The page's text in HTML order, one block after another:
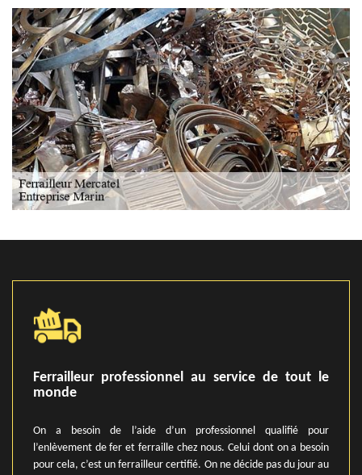
Ferrailleur professionnel au service de tout le
monde
On a besoin de l’aide d’un professionnel qualifié pour
l’enlèvement de fer et ferraille chez nous. Celui dont on a besoin
pour cela, c’est un ferrailleur certifié. On ne décide pas du jour au